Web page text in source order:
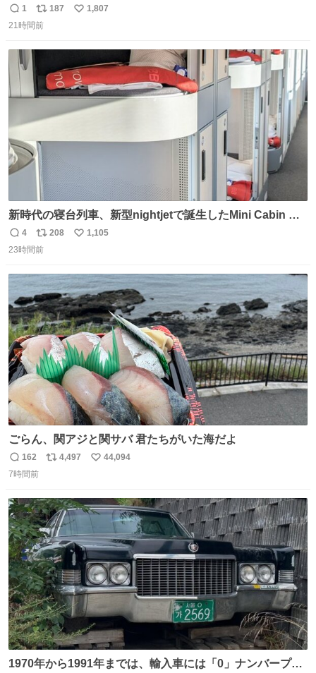
のスネまでかじる!? ドンデコルテ銀次⚡️ 無料見逃し配信は
こちらから ▶︎abema.go.link/gBLVb ◤しくじり先生
@akmllube0617
返
信
1
リ
ポ
数
187
い
1,807
21時間前
新時代の寝台列車、新型nightjetで誕生したMini Cabin ま
さに走るカプセルホテルといった感じで、一人旅で利用す
るのにはちょうどいい設備。 他の人も言ってましたが、サ
返
信
4
リ
ポ
ト
数
208
い
数
1,105
23時間前
ごらん、関アジと関サバ 君たちがいた海だよ
返
信
162
リ
ト
数
4,497
い
数
44,094
7時間前
1970年から1991年までは、輸入車には「0」ナンバープレ